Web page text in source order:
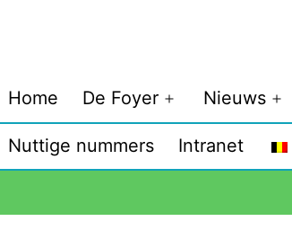
Home De Foyer Nieuws
Nuttige nummers Intranet